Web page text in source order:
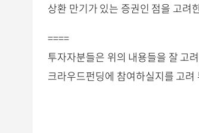
상환 만기가 있는 증권인 점을 고려
====
투자자분들은 위의 내용들을 잘 고
크라우드펀딩에 참여하실지를 고려